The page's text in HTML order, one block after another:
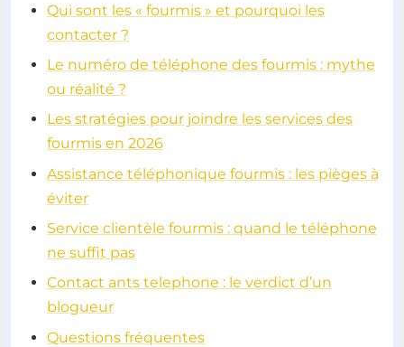
Qui sont les « fourmis » et pourquoi les
contacter ?
Le numéro de téléphone des fourmis : mythe
ou réalité ?
Les stratégies pour joindre les services des
fourmis en 2026
Assistance téléphonique fourmis : les pièges à
éviter
Service clientèle fourmis : quand le téléphone
ne suffit pas
Contact ants telephone : le verdict d’un
blogueur
Questions fréquentes